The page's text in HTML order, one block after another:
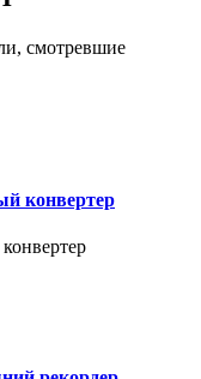
смотревшие
конвертер